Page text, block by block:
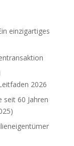
einzigartiges
2026
seit 60 Jahren